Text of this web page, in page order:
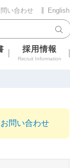
い合わせ English
採用情報
Recruit Information
お問い合わせ